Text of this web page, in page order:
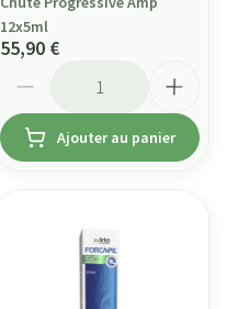
12x5ml
55,90 €
Ajouter au panier